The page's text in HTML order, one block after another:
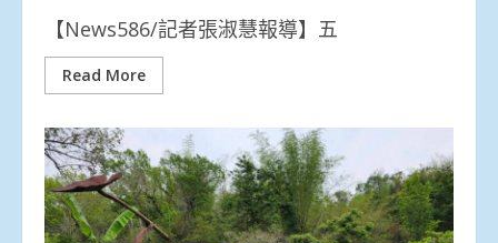
【News586/記者張淑慧報導】五
Read More